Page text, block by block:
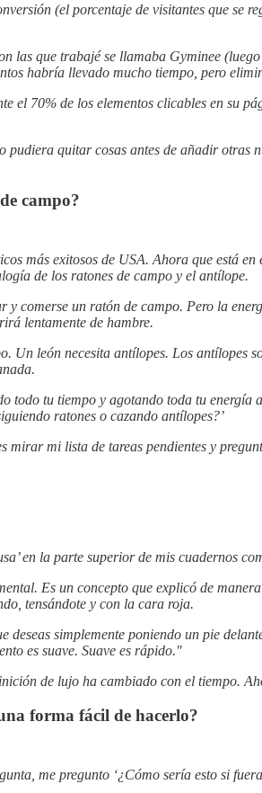
(el porcentaje de visitantes que se
las que trabajé se llamaba Gyminee
habría llevado mucho tiempo, pero
el 70% de los elementos clicables en su
pudiera quitar cosas antes de añadir
campo?
más exitosos de USA. Ahora que está
de los ratones de campo y el antílope.
y comerse un ratón de campo. Pero la
lentamente de hambre.
Un león necesita antílopes. Los antílopes
todo tu tiempo y agotando toda tu
ratones o cazando antílopes?’
mirar mi lista de tareas pendientes y
en la parte superior de mis cuadernos
Es un concepto que explicó de
tensándote y con la cara roja.
deseas simplemente poniendo un pie
es suave. Suave es rápido."
de lujo ha cambiado con el tiempo.
forma fácil de hacerlo?
me pregunto ‘¿Cómo sería esto si